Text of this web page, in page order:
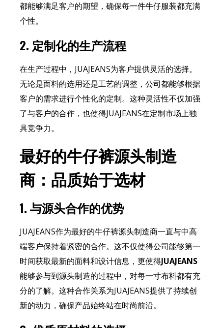
都能够满足客户的期望，确保每一件牛仔服装都充满
个性。
2. 定制化的生产流程
在生产过程中，JUAJEANS为客户提供灵活的选择。
无论是面料的选用还是工艺的调整，公司都能够根据
客户的需求进行个性化的定制。这种灵活性不仅加强
了与客户的合作，也使得JUAJEANS在定制市场上独
具竞争力。
最好的牛仔裤源头制造
商：品质始于选材
1.与源头合作的优势
JUAJEANS作为最好的牛仔裤源头制造商一直与中高
端客户保持着紧密的合作。这不仅使得公司能够第一
时间获取最新的面料和设计信息，更使得JUAJEANS
能够参与到源头制造的过程中，对每一寸布料都有充
分的了解。这种合作关系为JUAJEANS提供了持续创
新的动力，确保产品始终站在时尚前沿。